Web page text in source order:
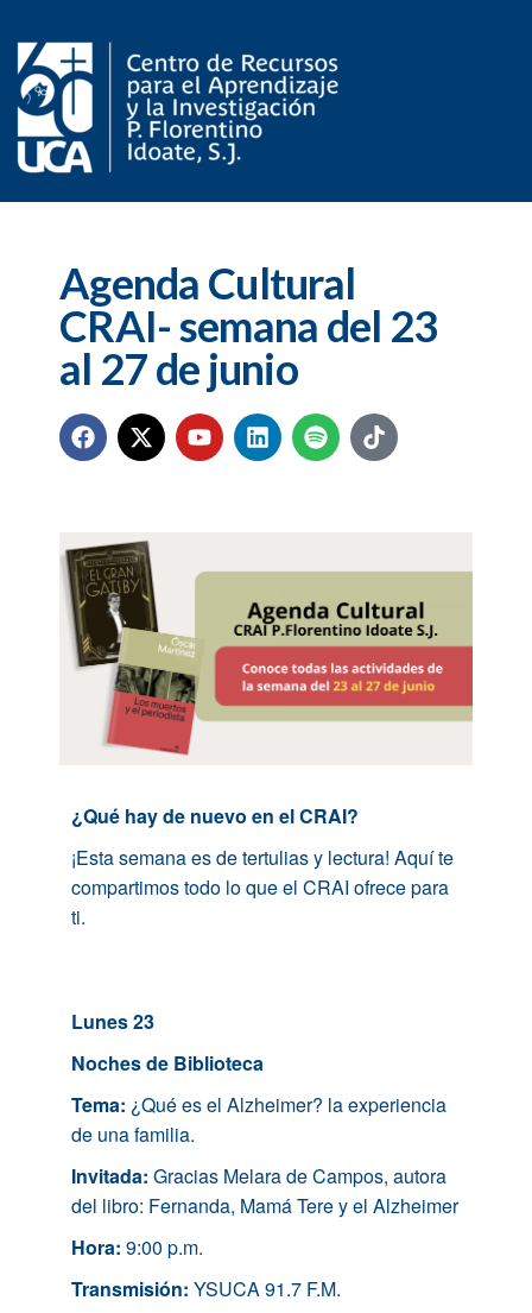
Agenda Cultural
CRAI- semana del 23
al 27 de junio
¿Qué hay de nuevo en el CRAI?
¡Esta semana es de tertulias y lectura! Aquí te
compartimos todo lo que el CRAI ofrece para
ti.
Lunes 23
Noches de Biblioteca
Tema: ¿Qué es el Alzheimer? la experiencia
de una familia.
Invitada: Gracias Melara de Campos, autora
del libro: Fernanda, Mamá Tere y el Alzheimer
Hora: 9:00 p.m.
Transmisión: YSUCA 91.7 F.M.